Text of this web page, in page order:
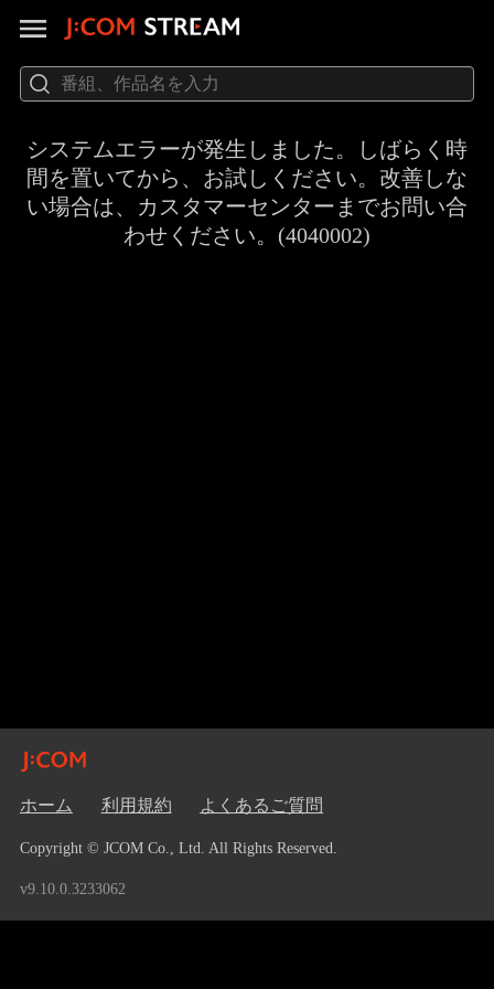
システムエラーが発生しました。しばらく時
間を置いてから、お試しください。改善しな
い場合は、カスタマーセンターまでお問い合
わせください。(4040002)
ホーム 利用規約 よくあるご質問
Copyright © JCOM Co., Ltd. All Rights Reserved.
v9.10.0.3233062